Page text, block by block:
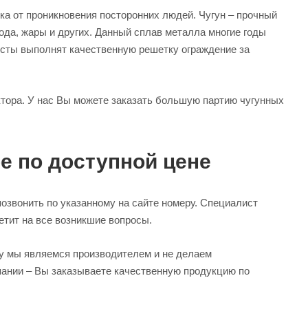
от проникновения посторонних людей. Чугун – прочный
жары и других. Данный сплав металла многие годы
выполнят качественную решетку ограждение за
У нас Вы можете заказать большую партию чугунных
по доступной цене
по указанному на сайте номеру. Специалист
на все возникшие вопросы.
мы являемся производителем и не делаем
– Вы заказываете качественную продукцию по